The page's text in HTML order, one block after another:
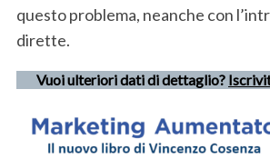
questo problema, neanche con
dirette.
Vuoi ulteriori dati di dettaglio?